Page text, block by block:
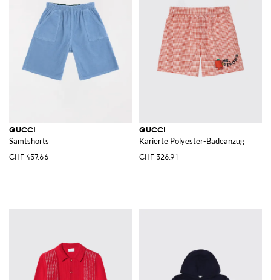
GUCCI
Samtshorts
CHF 457.66
GUCCI
Karierte Polyester-Badeanzug
CHF 326.91